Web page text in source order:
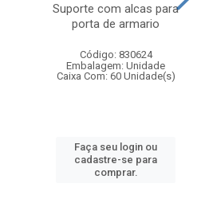
Suporte com alcas para
porta de armario
Código: 830624
Embalagem: Unidade
Caixa Com: 60 Unidade(s)
Faça seu login ou
cadastre-se para
comprar.